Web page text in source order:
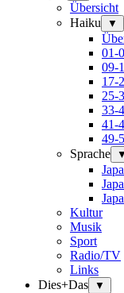
Übersicht
Haiku
▼
01-
09-
17-
25-
33-
41-
49-
Sprache
▼
Kultur
Musik
Sport
Radio/TV
Links
Dies+Das
▼